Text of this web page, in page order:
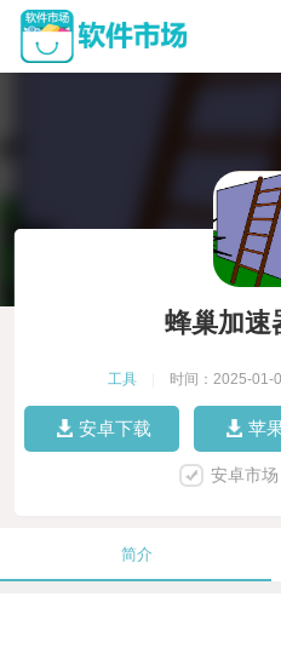
蜂巢加速
工具 时间：2025-01-
安卓下载 苹
安卓市
简介